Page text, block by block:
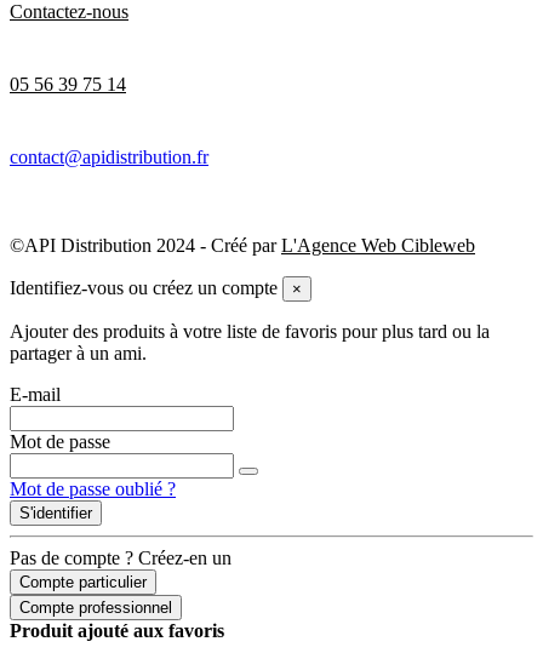
Contactez-nous
05 56 39 75 14
contact@apidistribution.fr
©API Distribution 2024 - Créé parL'Agence Web Cibleweb
Identifiez-vous ou créez un compte ×
Ajouter des produits à votre liste de favoris pour plus tard ou la
partager à un ami.
E-mail
Mot de passe
Mot de passe oublié ?
S'identifier
Pas de compte ? Créez-en un
Compte particulier
Compte professionnel
Produit ajouté aux favoris